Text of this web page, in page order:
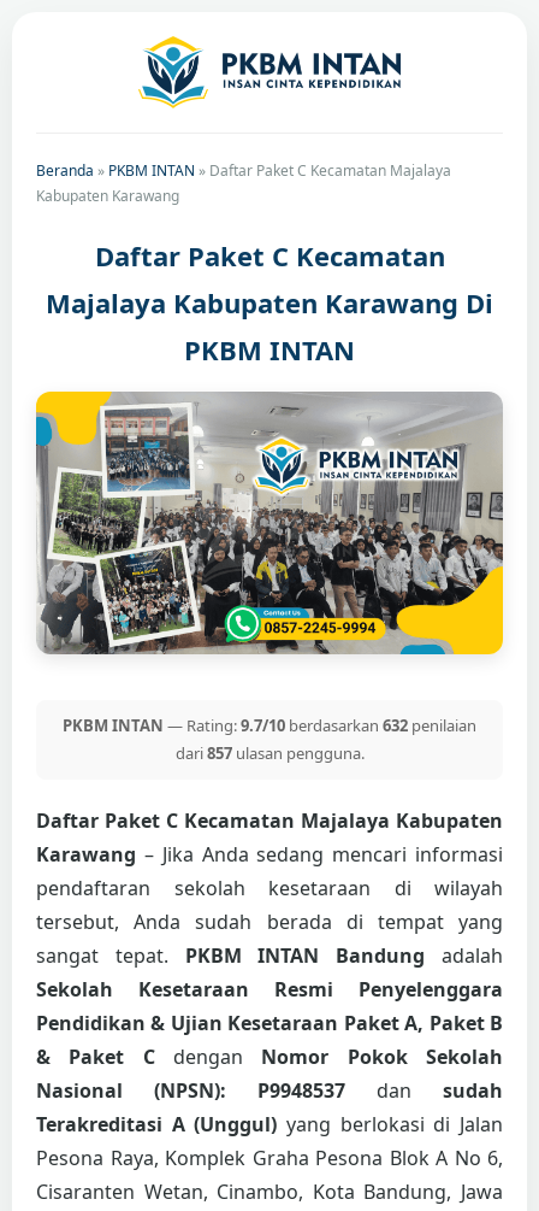
Beranda » PKBM INTAN » Daftar Paket C Kecamatan Majalaya
Kabupaten Karawang
Daftar Paket C Kecamatan
Majalaya Kabupaten Karawang Di
PKBM INTAN
PKBM INTAN — Rating:9.7/10 berdasarkan 632 penilaian
dari857ulasan pengguna.
Daftar Paket C Kecamatan Majalaya Kabupaten
Karawang – Jika Anda sedang mencari informasi
pendaftaran sekolah kesetaraan di wilayah
tersebut, Anda sudah berada di tempat yang
sangat tepat. PKBM INTAN Bandung adalah
Sekolah Kesetaraan Resmi Penyelenggara
Pendidikan & Ujian Kesetaraan Paket A, Paket B
& Paket Cdengan Nomor Pokok Sekolah
Nasional (NPSN): P9948537 dan sudah
Terakreditasi A (Unggul) yang berlokasi di Jalan
Pesona Raya, Komplek Graha Pesona Blok A No 6,
Cisaranten Wetan, Cinambo, Kota Bandung, Jawa